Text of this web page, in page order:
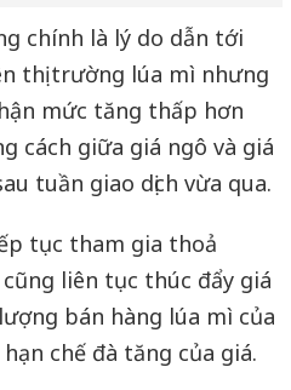
chính là lý do dẫn tới
thị trường lúa mì nhưng
mức tăng thấp hơn
cách giữa giá ngô và giá
tuần giao dịch vừa qua.
tục tham gia thoả
liên tục thúc đẩy giá
bán hàng lúa mì của
chế đà tăng của giá.